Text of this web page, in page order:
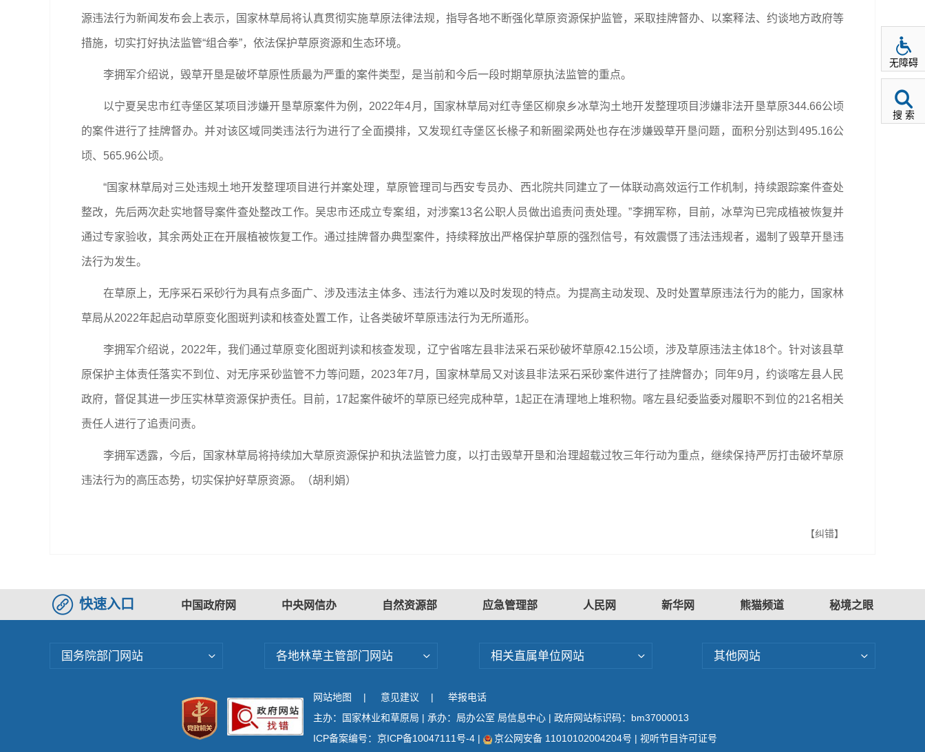
源违法行为新闻发布会上表示，国家林草局将认真贯彻实施草原法律法规，指导各地不断强化草原资源保护监管，采取挂牌督办、以案释法、约谈地方政府等
措施，切实打好执法监管“组合拳”，依法保护草原资源和生态环境。
李拥军介绍说，毁草开垦是破坏草原性质最为严重的案件类型，是当前和今后一段时期草原执法监管的重点。
以宁夏吴忠市红寺堡区某项目涉嫌开垦草原案件为例，2022年4月，国家林草局对红寺堡区柳泉乡冰草沟土地开发整理项目涉嫌非法开垦草原344.66公顷
的案件进行了挂牌督办。并对该区域同类违法行为进行了全面摸排，又发现红寺堡区长椽子和新圈梁两处也存在涉嫌毁草开垦问题，面积分别达到495.16公
顷、565.96公顷。
“国家林草局对三处违规土地开发整理项目进行并案处理，草原管理司与西安专员办、西北院共同建立了一体联动高效运行工作机制，持续跟踪案件查处
整改，先后两次赴实地督导案件查处整改工作。吴忠市还成立专案组，对涉案13名公职人员做出追责问责处理。”李拥军称，目前，冰草沟已完成植被恢复并
通过专家验收，其余两处正在开展植被恢复工作。通过挂牌督办典型案件，持续释放出严格保护草原的强烈信号，有效震慑了违法违规者，遏制了毁草开垦违
法行为发生。
在草原上，无序采石采砂行为具有点多面广、涉及违法主体多、违法行为难以及时发现的特点。为提高主动发现、及时处置草原违法行为的能力，国家林
草局从2022年起启动草原变化图斑判读和核查处置工作，让各类破坏草原违法行为无所遁形。
李拥军介绍说，2022年，我们通过草原变化图斑判读和核查发现，辽宁省喀左县非法采石采砂破坏草原42.15公顷，涉及草原违法主体18个。针对该县草
原保护主体责任落实不到位、对无序采砂监管不力等问题，2023年7月，国家林草局又对该县非法采石采砂案件进行了挂牌督办；同年9月，约谈喀左县人民
政府，督促其进一步压实林草资源保护责任。目前，17起案件破坏的草原已经完成种草，1起正在清理地上堆积物。喀左县纪委监委对履职不到位的21名相关
责任人进行了追责问责。
李拥军透露，今后，国家林草局将持续加大草原资源保护和执法监管力度，以打击毁草开垦和治理超载过牧三年行动为重点，继续保持严厉打击破坏草原
违法行为的高压态势，切实保护好草原资源。（胡利娟）
【纠错】
快速入口 中国政府网 中央网信办 自然资源部 应急管理部 人民网 新华网 熊猫频道 秘境之眼
国务院部门网站 各地林草主管部门网站 相关直属单位网站 其他网站
网站地图 | 意见建议 |
举报电话
主办：国家林业和草原局 | 承办：局办公室 局信息中心 | 政府网站标识码：bm37000013
ICP备案编号：京ICP备10047111号-4 | 京公网安备 11010102004204号 | 视听节目许可证号
无障碍
搜 索